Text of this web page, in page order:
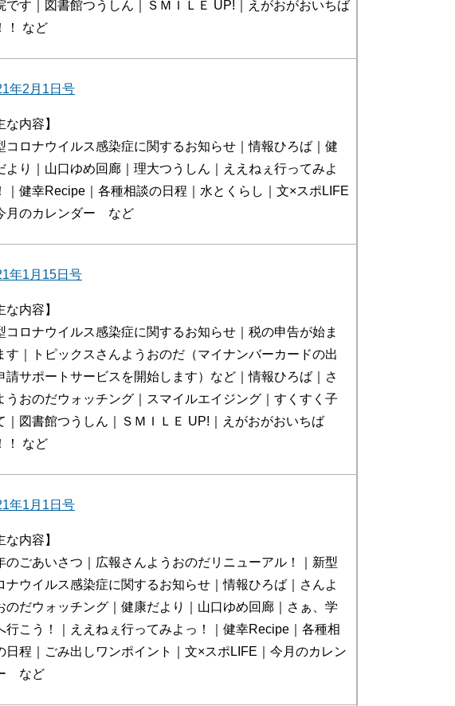
です｜図書館つうしん｜ＳＭＩＬＥ UP!｜えがおがおいちば
！ など
年2月1日号
な内容】
コロナウイルス感染症に関するお知らせ｜情報ひろば｜健
より｜山口ゆめ回廊｜理大つうしん｜ええねぇ行ってみよ
｜健幸Recipe｜各種相談の日程｜水とくらし｜文×スポLIFE
月のカレンダー など
年1月15日号
な内容】
コロナウイルス感染症に関するお知らせ｜税の申告が始ま
す｜トピックスさんようおのだ（マイナンバーカードの出
請サポートサービスを開始します）など｜情報ひろば｜さ
うおのだウォッチング｜スマイルエイジング｜すくすく子
｜図書館つうしん｜ＳＭＩＬＥ UP!｜えがおがおいちば
！ など
年1月1日号
な内容】
のごあいさつ｜広報さんようおのだリニューアル！｜新型
ナウイルス感染症に関するお知らせ｜情報ひろば｜さんよ
のだウォッチング｜健康だより｜山口ゆめ回廊｜さぁ、学
行こう！｜ええねぇ行ってみよっ！｜健幸Recipe｜各種相
日程｜ごみ出しワンポイント｜文×スポLIFE｜今月のカレン
など